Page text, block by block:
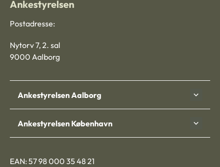
Ankestyrelsen
Postadresse:
Nytorv 7, 2. sal
9000 Aalborg
Ankestyrelsen Aalborg
Ankestyrelsen København
EAN: 57 98 000 35 48 21